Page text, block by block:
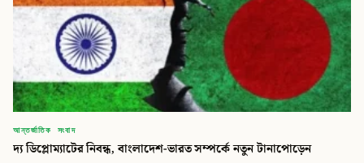
আন্তর্জাতিক সংবাদ
দ্য ডিপ্লোম্যাটের নিবন্ধ, বাংলাদেশ-ভারত সম্পর্কে নতুন টানাপোড়েন